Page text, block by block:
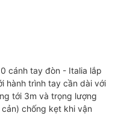
cánh tay đòn - Italia lắp
hành trình tay cần dài với
tới 3m và trọng lượng
chống kẹt khi vận